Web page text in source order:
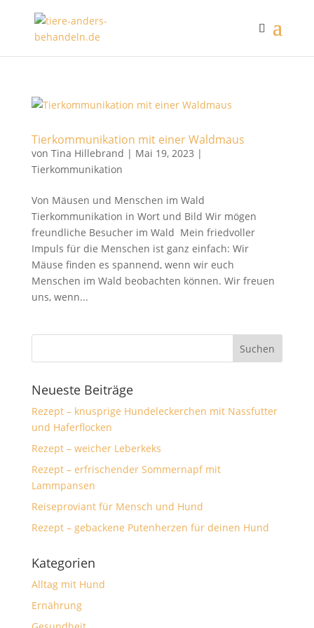
Tierkommunikation mit einer Waldmaus
von Tina Hillebrand | Mai 19, 2023 |
Tierkommunikation
Von Mäusen und Menschen im Wald
Tierkommunikation in Wort und Bild Wir mögen
freundliche Besucher im Wald Mein friedvoller
Impuls für die Menschen ist ganz einfach: Wir
Mäuse finden es spannend, wenn wir euch
Menschen im Wald beobachten können. Wir freuen
uns, wenn...
Neueste Beiträge
Rezept – knusprige Hundeleckerchen mit Nassfutter
und Haferflocken
Rezept – weicher Leberkeks
Rezept – erfrischender Sommernapf mit
Lammpansen
Reiseproviant für Mensch und Hund
Rezept – gebackene Putenherzen für deinen Hund
Kategorien
Alltag mit Hund
Ernährung